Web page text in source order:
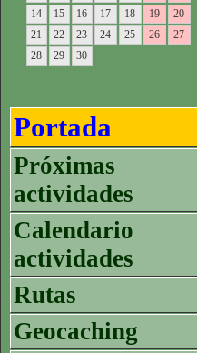
14
15 16 17 18 19
20
21
22 23 24 25 26
27
28
29 30
Portada
Próximas
actividades
Calendario
actividades
Rutas
Geocaching